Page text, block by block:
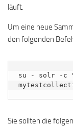
läuft.
Um eine neue
den folgenden
su - solr -c
Sie sollten die